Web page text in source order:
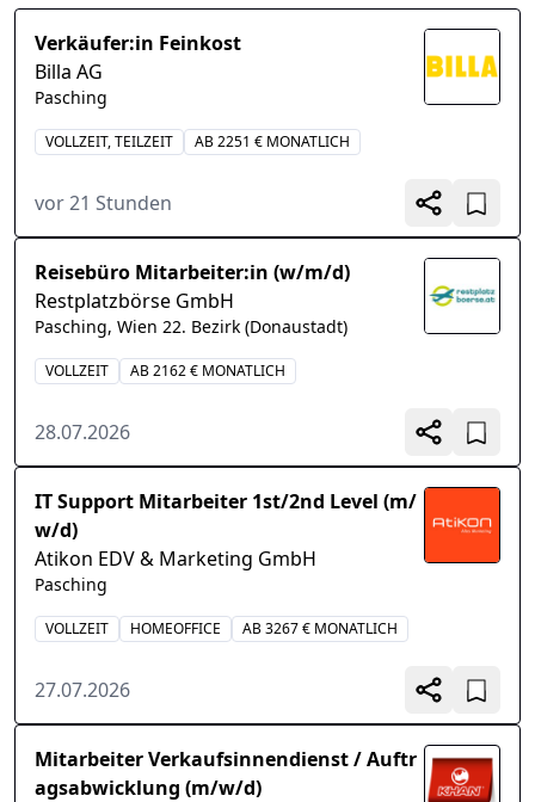
Verkäufer:in Feinkost
Billa AG
Pasching
VOLLZEIT, TEILZEIT AB 2251 € MONATLICH
vor 21 Stunden
Reisebüro Mitarbeiter:in (w/m/d)
Restplatzbörse GmbH
Pasching, Wien 22. Bezirk (Donaustadt)
VOLLZEIT AB 2162 € MONATLICH
28.07.2026
IT Support Mitarbeiter 1st/2nd Level (m/
w/d)
Atikon EDV & Marketing GmbH
Pasching
VOLLZEIT HOMEOFFICE AB 3267 € MONATLICH
27.07.2026
Mitarbeiter Verkaufsinnendienst / Auftr
agsabwicklung (m/w/d)